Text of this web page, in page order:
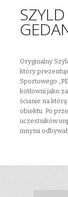
Oryginalny
który
Sportowego
kotłowni jako
ścianie na
obiektu. Po
uczestników
innymi